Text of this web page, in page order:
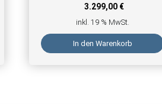
ist: 4.099,00 €.
3.299,00 €Aktueller
inkl. 19 % MwSt.
In den Warenkorb